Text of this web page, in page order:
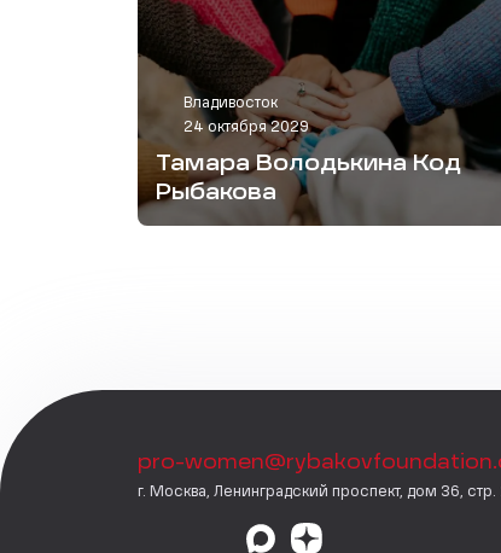
Владивосток
24 октября 2029
Тамара Володькина Код
Рыбакова
pro-
г. Москва, Ленинградский проспект, дом 36, стр.